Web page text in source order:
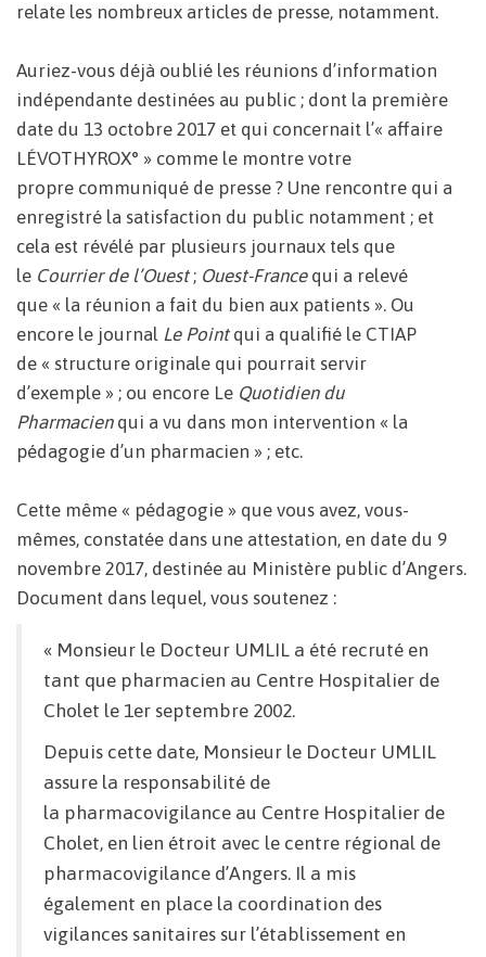
relate les nombreux articles de presse, notamment.
Auriez-vous déjà oublié les réunions d’information
indépendante destinées au public ; dont la première
date du 13 octobre 2017 et qui concernait l’« affaire
LÉVOTHYROX° » comme le montre votre
propre communiqué de presse ? Une rencontre qui a
enregistré la satisfaction du public notamment ; et
cela est révélé par plusieurs journaux tels que
le Courrier de l’Ouest; Ouest-Francequi a relevé
que « la réunion a fait du bien aux patients ». Ou
encore le journal Le Pointqui a qualifié le CTIAP
de « structure originale qui pourrait servir
d’exemple » ; ou encore Le Quotidien du
Pharmacienqui a vu dans mon intervention « la
pédagogie d’un pharmacien » ; etc.
Cette même « pédagogie » que vous avez, vous-
mêmes, constatée dans une attestation, en date du 9
novembre 2017, destinée au Ministère public d’Angers.
Document dans lequel, vous soutenez :
« Monsieur le Docteur UMLIL a été recruté en
tant que pharmacien au Centre Hospitalier de
Cholet le 1er septembre 2002.
Depuis cette date, Monsieur le Docteur UMLIL
assure la responsabilité de
la pharmacovigilance au Centre Hospitalier de
Cholet, en lien étroit avec le centre régional de
pharmacovigilance d’Angers. Il a mis
également en place la coordination des
vigilances sanitaires sur l’établissement en